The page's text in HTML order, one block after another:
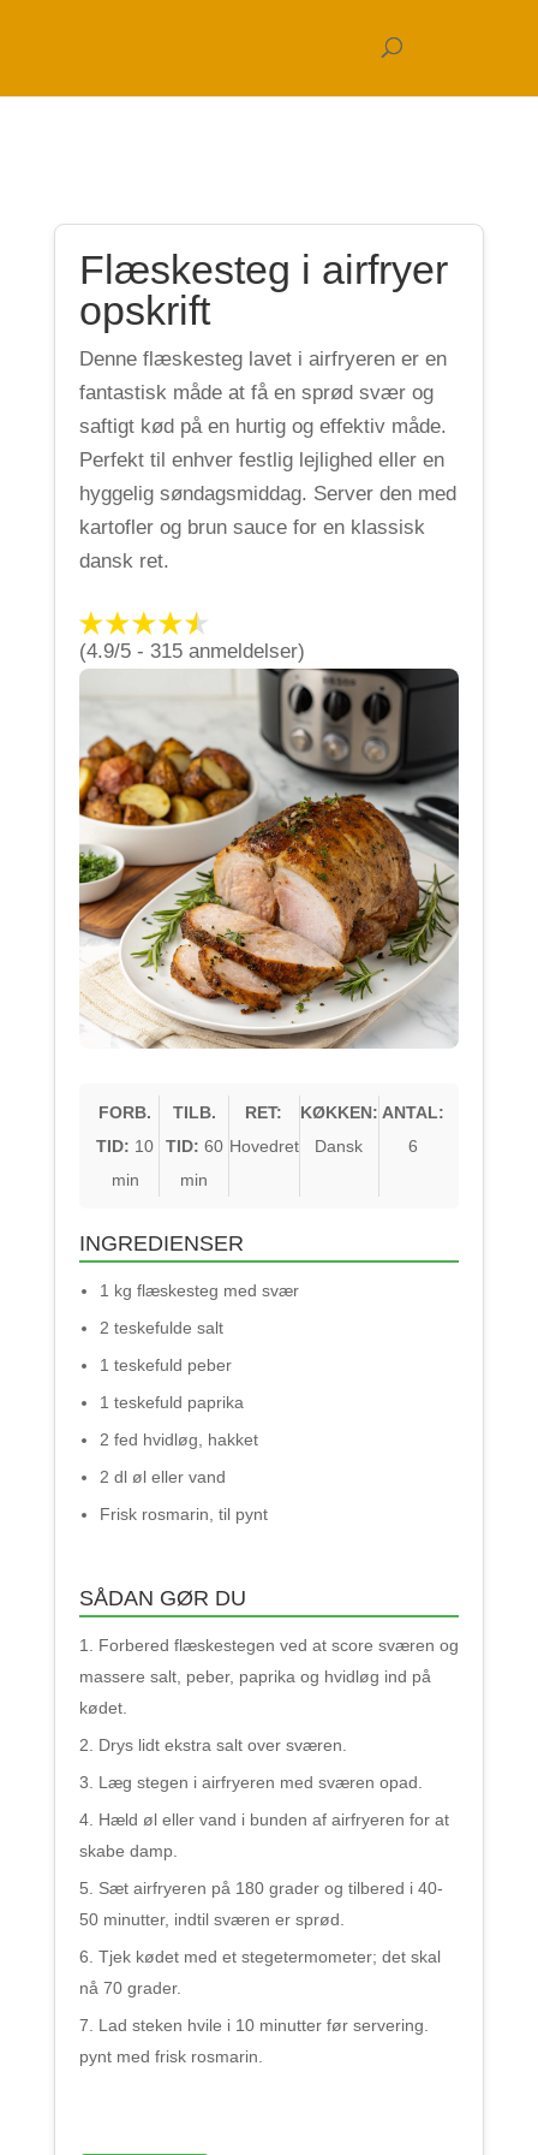
Flæskesteg i airfryer
opskrift
Denne flæskesteg lavet i airfryeren er en
fantastisk måde at få en sprød svær og
saftigt kød på en hurtig og effektiv måde.
Perfekt til enhver festlig lejlighed eller en
hyggelig søndagsmiddag. Server den med
kartofler og brun sauce for en klassisk
dansk ret.
(4.9/5 - 315 anmeldelser)
FORB.
TID: 10
min
TILB.
TID: 60
min
RET:
Hovedret
KØKKEN:
Dansk
ANTAL:
6
INGREDIENSER
1 kg flæskesteg med svær
2 teskefulde salt
1 teskefuld peber
1 teskefuld paprika
2 fed hvidløg, hakket
2 dl øl eller vand
Frisk rosmarin, til pynt
SÅDAN GØR DU
Forbered flæskestegen ved at score sværen og
massere salt, peber, paprika og hvidløg ind på
kødet.
Drys lidt ekstra salt over sværen.
Læg stegen i airfryeren med sværen opad.
Hæld øl eller vand i bunden af airfryeren for at
skabe damp.
Sæt airfryeren på 180 grader og tilbered i 40-
50 minutter, indtil sværen er sprød.
Tjek kødet med et stegetermometer; det skal
nå 70 grader.
Lad steken hvile i 10 minutter før servering.
pynt med frisk rosmarin.